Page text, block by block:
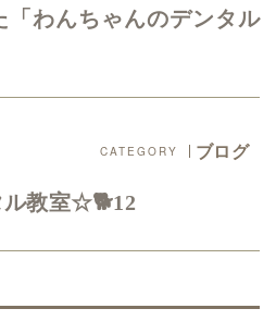
「わんちゃんのデンタル
ブログ
ル教室☆🐕12